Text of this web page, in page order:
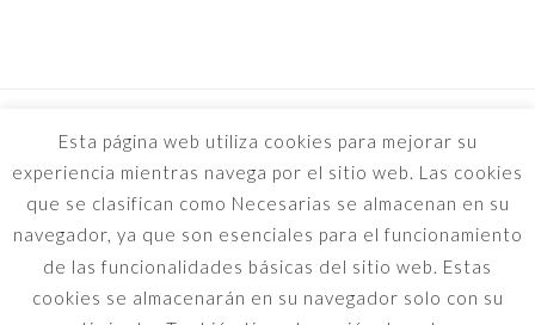
post:
Esta página web utiliza cookies para mejorar su
experiencia mientras navega por el sitio web. Las cookies
que se clasifican como Necesarias se almacenan en su
navegador, ya que son esenciales para el funcionamiento
de las funcionalidades básicas del sitio web. Estas
cookies se almacenarán en su navegador solo con su